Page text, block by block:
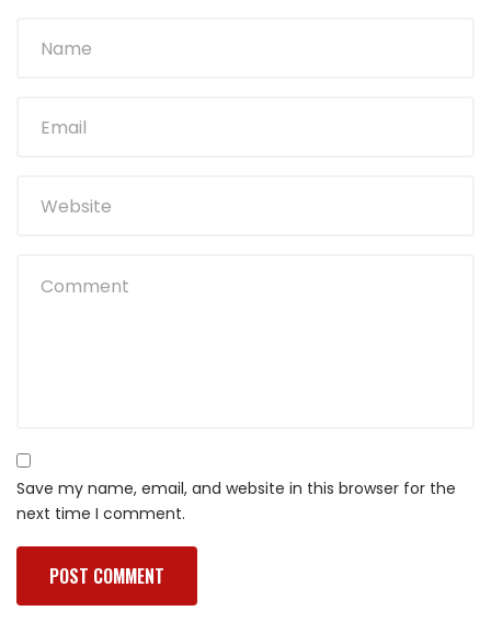
Save my name, email, and website in this browser for the
next time I comment.